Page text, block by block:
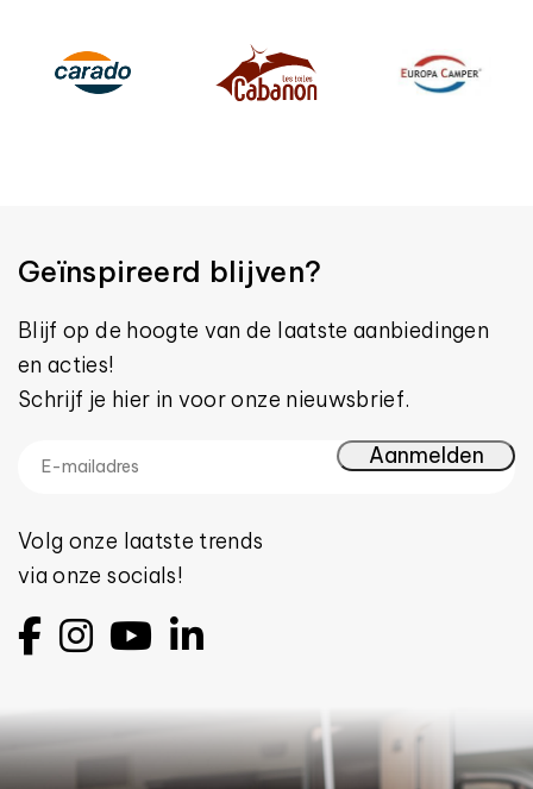
Geïnspireerd blijven?
Blijf op de hoogte van de laatste aanbiedingen
en acties!
Schrijf je hier in voor onze nieuwsbrief.
Volg onze laatste trends
via onze socials!